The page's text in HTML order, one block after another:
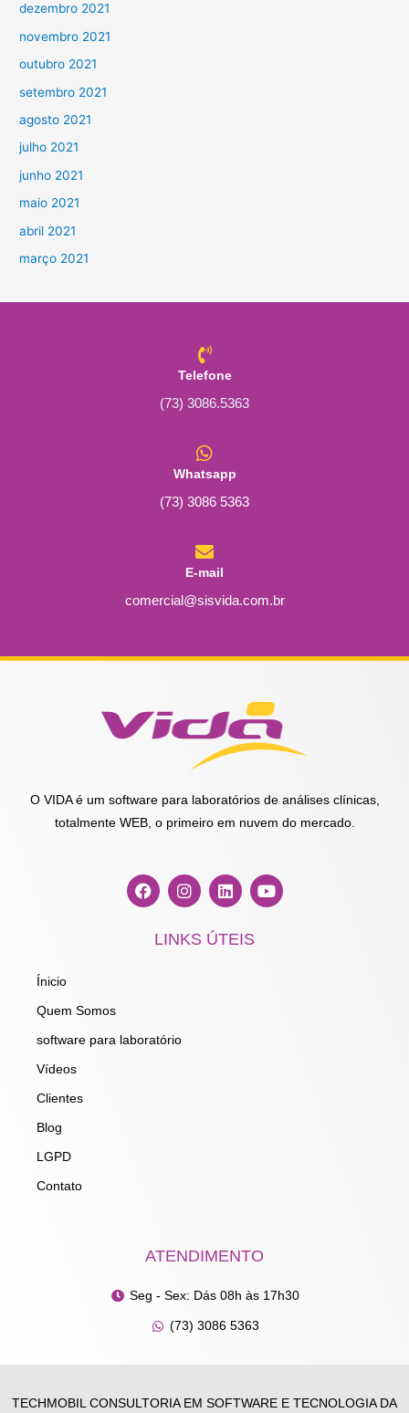
dezembro 2021
novembro 2021
outubro 2021
setembro 2021
agosto 2021
julho 2021
junho 2021
maio 2021
abril 2021
março 2021
Telefone
(73) 3086.5363
Whatsapp
(73) 3086 5363
E-mail
comercial@sisvida.com.br
O VIDA é um software para laboratórios de análises clínicas,
totalmente WEB, o primeiro em nuvem do mercado.
F
a
I
n
t
a
L
i
k
e
Y
o
LINKS ÚTEIS
Ínicio
Quem Somos
software para laboratório
Vídeos
Clientes
Blog
LGPD
Contato
ATENDIMENTO
Seg - Sex: Dás 08h às 17h30
(73) 3086 5363
TECHMOBIL CONSULTORIA EM SOFTWARE E TECNOLOGIA DA